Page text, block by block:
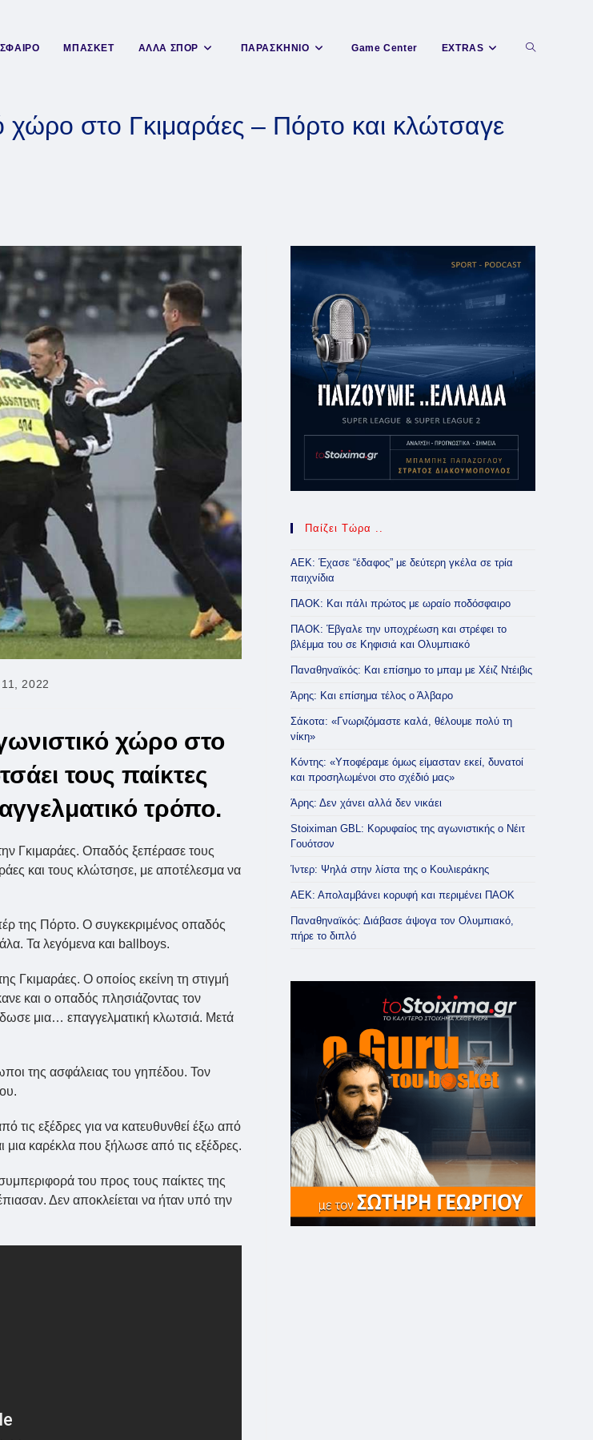
ΜΠΑΣΚΕΤ ΑΛΛΑ ΣΠΟΡ ΠΑΡΑΣΚΗΝΙΟ Game Center EXTRAS Toggle
στο Γκιμαράες – Πόρτο και κλώτσαγε
2022
χώρο στο
τους παίκτες
τρόπο.
Γκιμαράες. Οπαδός ξεπέρασε τους
και τους κλώτσησε, με αποτέλεσμα να
της Πόρτο. Ο συγκεκριμένος οπαδός
Τα λεγόμενα και ballboys.
Γκιμαράες. Ο οποίος εκείνη τη στιγμή
και ο οπαδός πλησιάζοντας τον
μια… επαγγελματική κλωτσιά. Μετά
της ασφάλειας του γηπέδου. Τον
τις εξέδρες για να κατευθυνθεί έξω από
μια καρέκλα που ξήλωσε από τις εξέδρες.
του προς τους παίκτες της
Δεν αποκλείεται να ήταν υπό την
Παίζει Τώρα ..
ΑΕΚ: Έχασε “έδαφος” με δεύτερη γκέλα σε τρία
παιχνίδια
ΠΑΟΚ: Και πάλι πρώτος με ωραίο ποδόσφαιρο
ΠΑΟΚ: Έβγαλε την υποχρέωση και στρέφει το
βλέμμα του σε Κηφισιά και Ολυμπιακό
Παναθηναϊκός: Και επίσημο το μπαμ με Χέιζ Ντέιβις
Άρης: Και επίσημα τέλος ο Άλβαρο
Σάκοτα: «Γνωριζόμαστε καλά, θέλουμε πολύ τη
νίκη»
Κόντης: «Υποφέραμε όμως είμασταν εκεί, δυνατοί
και προσηλωμένοι στο σχέδιό μας»
Άρης: Δεν χάνει αλλά δεν νικάει
Stoiximan GBL: Κορυφαίος της αγωνιστικής ο Νέιτ
Γουότσον
Ίντερ: Ψηλά στην λίστα της ο Κουλιεράκης
ΑΕΚ: Απολαμβάνει κορυφή και περιμένει ΠΑΟΚ
Παναθηναϊκός: Διάβασε άψογα τον Ολυμπιακό,
πήρε το διπλό